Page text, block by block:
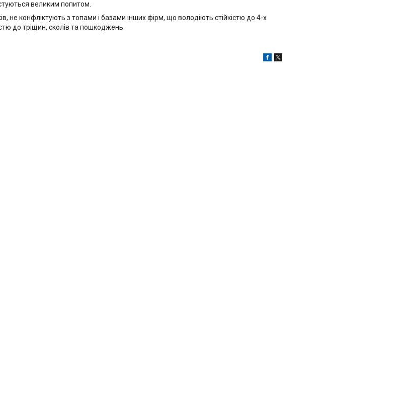
великим попитом.
не конфліктують з топами і базами інших фірм, що володіють стійкістю до 4-х
до тріщин, сколів та пошкоджень